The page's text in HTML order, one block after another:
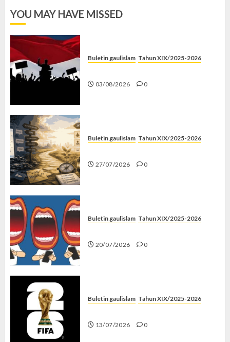
YOU MAY HAVE MISSED
Buletin gaulislam Tahun XIX/2025-2026
03/08/2026 0
Buletin gaulislam Tahun XIX/2025-2026
27/07/2026 0
Buletin gaulislam Tahun XIX/2025-2026
20/07/2026 0
Buletin gaulislam Tahun XIX/2025-2026
13/07/2026 0